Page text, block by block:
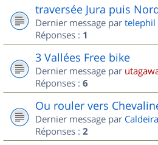
traversée Jura puis
Dernier message par telephil
Réponses : 1
3 Vallées Free bike
Dernier message par
Réponses : 6
Ou rouler vers
Dernier message par Caldeira
Réponses : 2